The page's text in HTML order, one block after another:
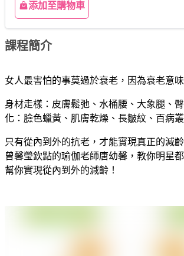
添加至購物車
課程簡介
女人最害怕的事莫過於衰老，因為衰老意
身材走樣：皮膚鬆弛、水桶腰、大象腿、
化：臉色蠟黃、肌膚乾燥、長皺紋、百病
只有從內到外的抗老，才能實現真正的減
曾馨瑩欽點的瑜伽老師唐幼馨，教你明星
幫你實現從內到外的減齡！